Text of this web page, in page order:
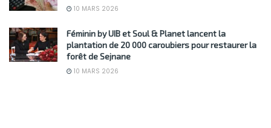
10 MARS 2026
Féminin by UIB et Soul & Planet lancent la
plantation de 20 000 caroubiers pour restaurer la
forêt de Sejnane
10 MARS 2026